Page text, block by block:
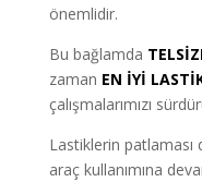
önemlidir.
Bu bağlamda
zaman EN İYİ
çalışmalarımızı
Lastiklerin
araç kullanımına